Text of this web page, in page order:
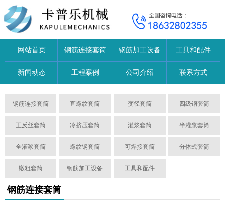
网站首页 钢筋连接套筒 钢筋加工设备 工具和配件
新闻动态 工程案例 公司介绍 联系方式
钢筋连接套筒 直螺纹套筒 变径套筒 四级钢套筒
正反丝套筒 冷挤压套筒 灌浆套筒 半灌浆套筒
全灌浆套筒 螺纹钢套筒 可焊接套筒 分体式套筒
镦粗套筒 钢筋加工设备 工具和配件
钢筋连接套筒